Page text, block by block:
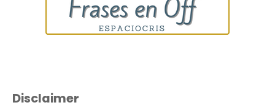
Disclaimer